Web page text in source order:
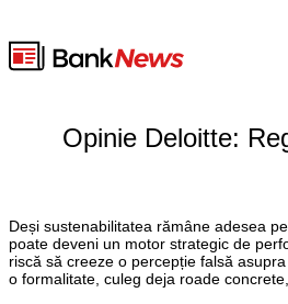
Opinie Deloitte:
Deși sustenabilitatea rămâne adesea
poate deveni un motor strategic de
riscă să creeze o percepție falsă
o formalitate, culeg deja roade